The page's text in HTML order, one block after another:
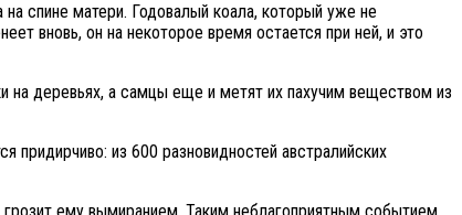
спине матери. Годовалый коала, который уже не
вновь, он на некоторое время остается при ней, и это
на деревьях, а самцы еще и метят их пахучим веществом из
из 600 разновидностей австралийских